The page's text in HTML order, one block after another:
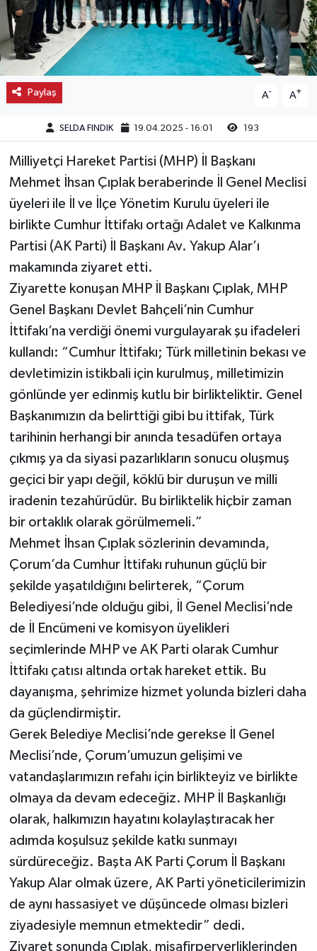
Paylaş A- A+
SELDA FINDIK 19.04.2025 - 16:01 193
Milliyetçi Hareket Partisi (MHP) İl Başkanı
Mehmet İhsan Çıplak beraberinde İl Genel Meclisi
üyeleri ile İl ve İlçe Yönetim Kurulu üyeleri ile
birlikte Cumhur İttifakı ortağı Adalet ve Kalkınma
Partisi (AK Parti) İl Başkanı Av. Yakup Alar’ı
makamında ziyaret etti.
Ziyarette konuşan MHP İl Başkanı Çıplak, MHP
Genel Başkanı Devlet Bahçeli’nin Cumhur
İttifakı’na verdiği önemi vurgulayarak şu ifadeleri
kullandı: “Cumhur İttifakı; Türk milletinin bekası ve
devletimizin istikbali için kurulmuş, milletimizin
gönlünde yer edinmiş kutlu bir birlikteliktir. Genel
Başkanımızın da belirttiği gibi bu ittifak, Türk
tarihinin herhangi bir anında tesadüfen ortaya
çıkmış ya da siyasi pazarlıkların sonucu oluşmuş
geçici bir yapı değil, köklü bir duruşun ve milli
iradenin tezahürüdür. Bu birliktelik hiçbir zaman
bir ortaklık olarak görülmemeli.”
Mehmet İhsan Çıplak sözlerinin devamında,
Çorum’da Cumhur İttifakı ruhunun güçlü bir
şekilde yaşatıldığını belirterek, “Çorum
Belediyesi’nde olduğu gibi, İl Genel Meclisi’nde
de İl Encümeni ve komisyon üyelikleri
seçimlerinde MHP ve AK Parti olarak Cumhur
İttifakı çatısı altında ortak hareket ettik. Bu
dayanışma, şehrimize hizmet yolunda bizleri daha
da güçlendirmiştir.
Gerek Belediye Meclisi’nde gerekse İl Genel
Meclisi’nde, Çorum’umuzun gelişimi ve
vatandaşlarımızın refahı için birlikteyiz ve birlikte
olmaya da devam edeceğiz. MHP İl Başkanlığı
olarak, halkımızın hayatını kolaylaştıracak her
adımda koşulsuz şekilde katkı sunmayı
sürdüreceğiz. Başta AK Parti Çorum İl Başkanı
Yakup Alar olmak üzere, AK Parti yöneticilerimizin
de aynı hassasiyet ve düşüncede olması bizleri
ziyadesiyle memnun etmektedir” dedi.
Ziyaret sonunda Çıplak, misafirperverliklerinden
Kargı
Laçin
Mecitözü
Oğuzlar
Ortaköy
Osmancık
Sungurlu
Uğurludağ
Sağlık